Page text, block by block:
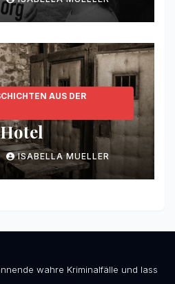
AUS DER
ISABELLA MUELLER
wahre Kriminalfälle und lass